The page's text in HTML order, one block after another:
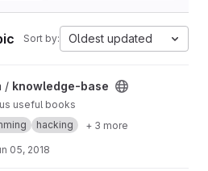
Sort by: Oldest updated
/ knowledge-base
useful books
hacking + 3 more
05, 2018